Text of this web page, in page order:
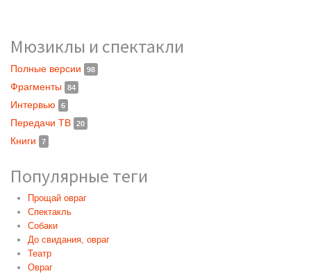
Мюзиклы и спектакли
Полные версии 98
Фрагменты 84
Интервью 6
Передачи ТВ 20
Книги 7
Популярные теги
Прощай овраг
Спектакль
Собаки
До свидания, овраг
Театр
Овраг